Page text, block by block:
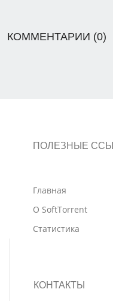
КОММЕНТАРИИ (0)
ПОЛЕЗНЫЕ
Главная
О SoftTorrent
Статистика
КОНТАКТЫ